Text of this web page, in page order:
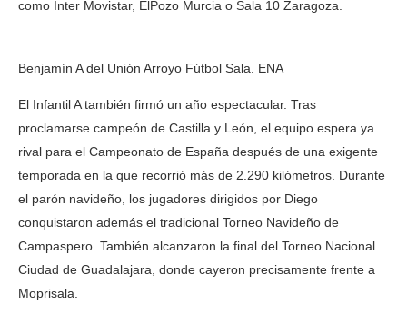
como Inter Movistar, ElPozo Murcia o Sala 10 Zaragoza.
Benjamín A del Unión Arroyo Fútbol Sala. ENA
El Infantil A también firmó un año espectacular. Tras
proclamarse campeón de Castilla y León, el equipo espera ya
rival para el Campeonato de España después de una exigente
temporada en la que recorrió más de 2.290 kilómetros. Durante
el parón navideño, los jugadores dirigidos por Diego
conquistaron además el tradicional Torneo Navideño de
Campaspero. También alcanzaron la final del Torneo Nacional
Ciudad de Guadalajara, donde cayeron precisamente frente a
Moprisala.